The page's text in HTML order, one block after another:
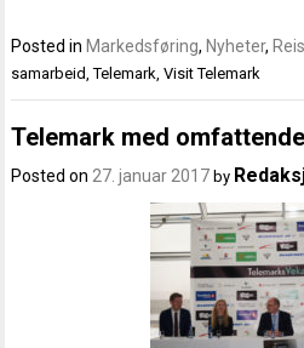
Posted in Markedsføring, Nyheter,
samarbeid ,Telemark ,Visit Telemark
Telemark med
Posted on27. januar 2017 by